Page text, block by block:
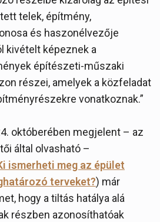
telek, építmény,
és haszonélvezője
kivételt képeznek a
építészeti-műszaki
részei, amelyek a közfeladat
vonatkoznak.”
októberében megjelent – az
által olvasható –
ismerheti meg az épület
terveket?) már
hogy a tiltás hatálya alá
részben azonosíthatóak